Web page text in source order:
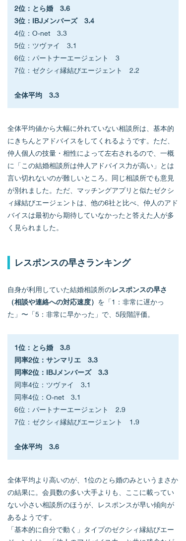
2位：とら婚　3.6
3位：IBJメンバーズ　3.4
4位：O-net　3.3
5位：ツヴァイ　3.1
6位：パートナーエージェント　3
7位：ゼクシィ縁結びエージェント　2.2
全体平均　3.3
全体平均値から大幅に外れていない相談所は、基本的
にきちんとアドバイスをしてくれるようです。ただ、
仲人個人の技量・相性によって左右されるので、一概
に「この結婚相談所は仲人アドバイス力が高い」とは
言い切れないのが難しいところ。同じ相談所でも意見
が別れました。ただ、マッチングアプリと似たゼクシ
ィ縁結びエージェントは、他の6社と比べ、仲人のアド
バイスは最初から期待していなかったと答えた人が多
く見られました。
レスポンスの早さランキング
自身が利用していた結婚相談所のレスポンスの早さ
（相談や連絡への対応速度） を「1：非常に遅かっ
た」〜「5：非常に早かった」で、5段階評価。
1位：とら婚　3.8
同率2位：サンマリエ　3.3
同率2位：IBJメンバーズ　3.3
同率4位：ツヴァイ　3.1
同率4位：O-net　3.1
6位：パートナーエージェント　2.9
7位：ゼクシィ縁結びエージェント　1.9
全体平均　3.6
全体平均より高いのが、1位のとら婚のみというまさか
の結果に。会員数の多い大手よりも、ここに載ってい
ない小さい相談所のほうが、レスポンスが早い傾向が
あるようです。
「基本的に自分で動く」タイプのゼクシィ縁結びエー